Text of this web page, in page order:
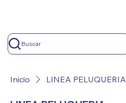
Buscar
Inicio LINEA PELUQUERIA